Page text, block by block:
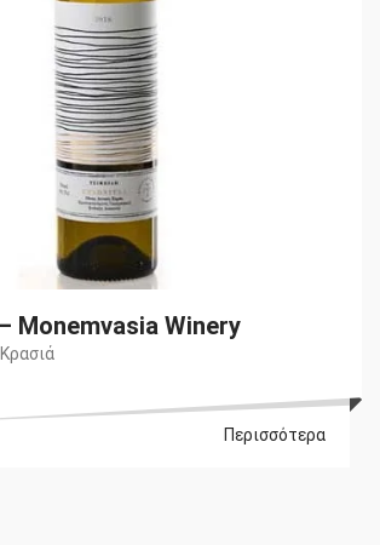
Monemvasia Winery
Περισσότερα